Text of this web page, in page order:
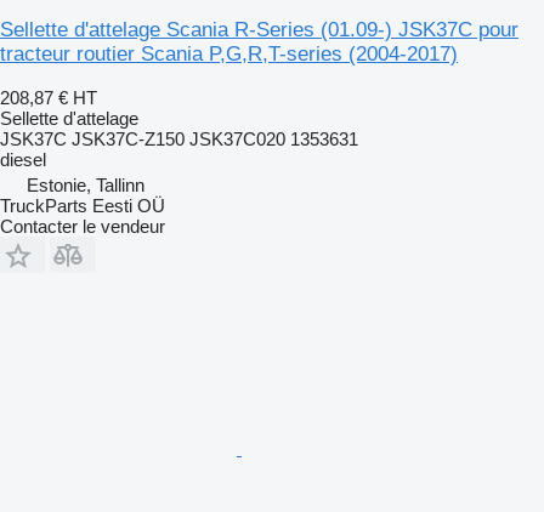
Sellette d'attelage Scania R-Series (01.09-) JSK37C pour
tracteur routier Scania P,G,R,T-series (2004-2017)
208,87 € HT
Sellette d'attelage
JSK37C JSK37C-Z150 JSK37C020 1353631
diesel
Estonie, Tallinn
TruckParts Eesti OÜ
Contacter le vendeur